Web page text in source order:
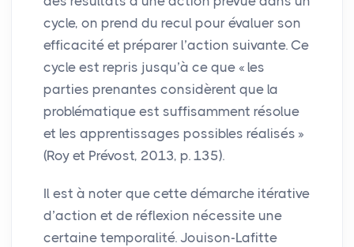
cycle, on prend du recul pour évaluer son
efficacité et préparer l’action suivante. Ce
cycle est repris jusqu’à ce que « les
parties prenantes considèrent que la
problématique est suffisamment résolue
et les apprentissages possibles réalisés »
(Roy et Prévost, 2013, p. 135).
Il est à noter que cette démarche itérative
d’action et de réflexion nécessite une
certaine temporalité. Jouison-Lafitte